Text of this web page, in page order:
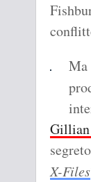
Ma
Gillian
X-Files